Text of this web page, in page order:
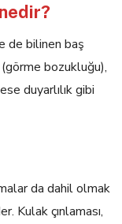
de bilinen baş
bozukluğu),
duyarlılık gibi
da dahil olmak
Kulak çınlaması,